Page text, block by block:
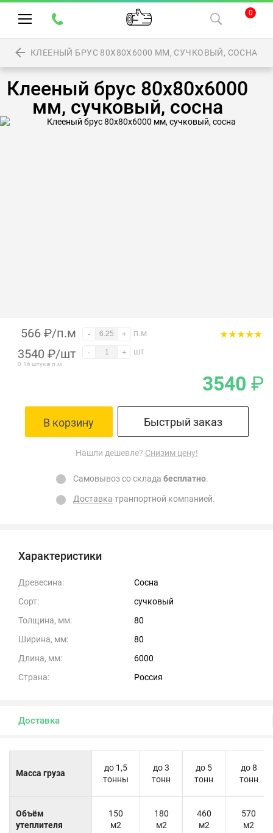
0
КЛЕЕНЫЙ БРУС 80Х80Х6000 ММ, СУЧКОВЫЙ, СОСНА
Клееный брус 80х80х6000
мм, сучковый, сосна
Характеристики
Древесина:
Сосна
Сорт:
сучковый
Толщина, мм:
80
Ширина, мм:
80
Длина, мм:
6000
Страна:
Россия
566 ₽/п.м - + п.м
3540 ₽/шт
0.16 штук в п.м
- + шт
3540 ₽
В корзину Быстрый заказ
Нашли дешевле? Снизим цену!
Самовывоз со склада бесплатно.
Доставка транпортной компанией.
Доставка
Масса груза
до 1,5
тонны
до 3
тонн
до 5
тонн
до 8
тонн
Объём
утеплителя
150
м2
180
м2
460
м2
570
м2